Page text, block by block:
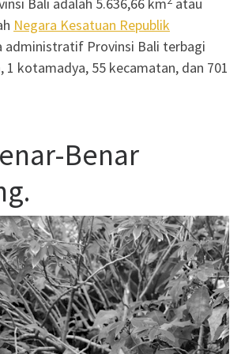
Bali adalah 5.636,66 km atau
Negara Kesatuan Republik
administratif Provinsi Bali terbagi
1 kotamadya, 55 kecamatan, dan 701
Benar